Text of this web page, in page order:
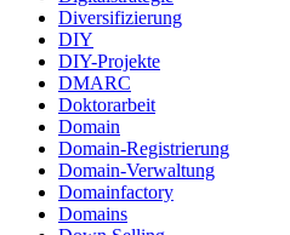
Diversifizierung
DIY
DIY-Projekte
DMARC
Doktorarbeit
Domain
Domain-Registrierung
Domain-Verwaltung
Domainfactory
Domains